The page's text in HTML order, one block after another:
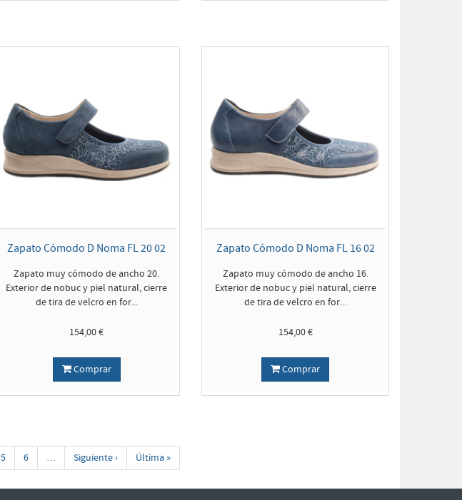
Zapato Cómodo D Noma FL 20 02
Zapato muy cómodo de ancho 20.
Exterior de nobuc y piel natural, cierre
de tira de velcro en for...
154,00 €
Comprar
Zapato Cómodo D Noma FL 16 02
Zapato muy cómodo de ancho 16.
Exterior de nobuc y piel natural, cierre
de tira de velcro en for...
154,00 €
Comprar
5 6 … Siguiente › Última »